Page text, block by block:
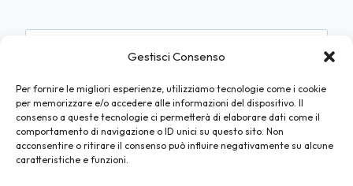
Gestisci Consenso
Per fornire le migliori esperienze, utilizziamo tecnologie come i cookie
per memorizzare e/o accedere alle informazioni del dispositivo. Il
consenso a queste tecnologie ci permetterà di elaborare dati come il
comportamento di navigazione o ID unici su questo sito. Non
acconsentire o ritirare il consenso può influire negativamente su alcune
caratteristiche e funzioni.
Sito web